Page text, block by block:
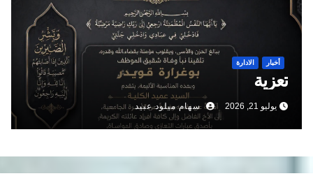
أخبار الادارة
تعزية
يوليو 21, 2026 سهام ميلود عبيد